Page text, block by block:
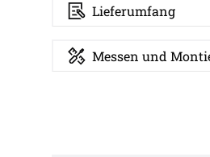
Lieferumfang
Messen und